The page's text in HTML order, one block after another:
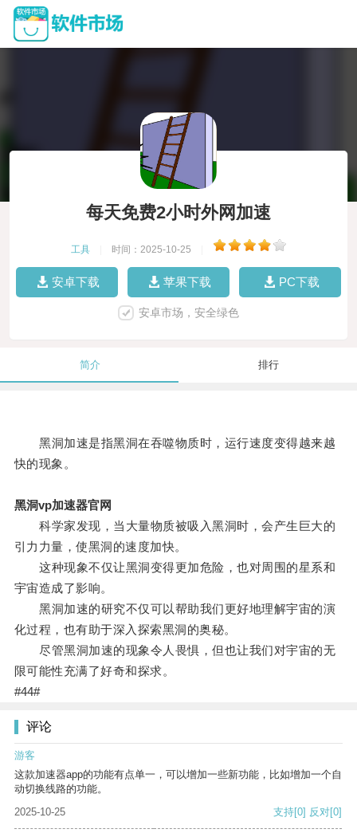
每天免费2小时外网加速
工具 时间：2025-10-25
安卓下载 苹果下载 PC下载
安卓市场，安全绿色
简介 排行
黑洞加速是指黑洞在吞噬物质时，运行速度变得越来越
快的现象。
黑洞vp加速器官网
科学家发现，当大量物质被吸入黑洞时，会产生巨大的
引力力量，使黑洞的速度加快。
这种现象不仅让黑洞变得更加危险，也对周围的星系和
宇宙造成了影响。
黑洞加速的研究不仅可以帮助我们更好地理解宇宙的演
化过程，也有助于深入探索黑洞的奥秘。
尽管黑洞加速的现象令人畏惧，但也让我们对宇宙的无
限可能性充满了好奇和探求。
#44#
评论
游客
这款加速器app的功能有点单一，可以增加一些新功能，比如增加一个自
动切换线路的功能。
2025-10-25
支持[0] 反对[0]